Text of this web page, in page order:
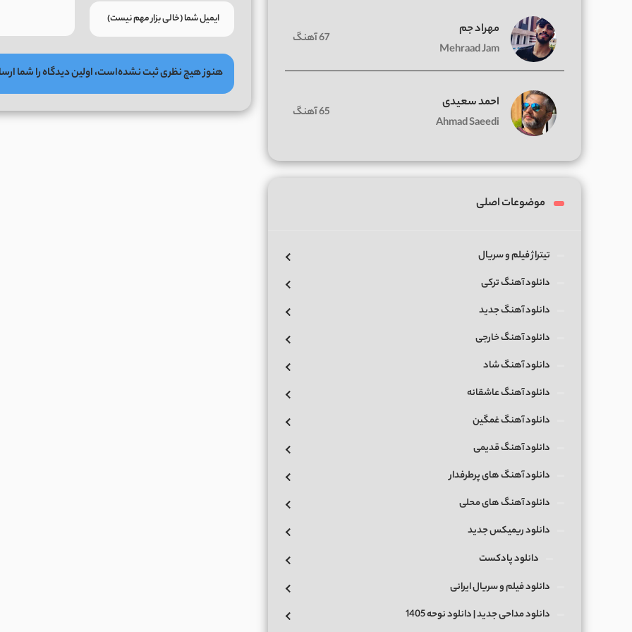
هنوز هیچ نظری ثبت نشده‌است، اولین دیدگاه را شما
مهراد جم
Mehraad Jam
67 آهنگ
احمد سعیدی
Ahmad Saeedi
65 آهنگ
موضوعات اصلی
تیتراژ فیلم و سریال
دانلود آهنگ ترکی
دانلود آهنگ جدید
دانلود آهنگ خارجی
دانلود آهنگ شاد
دانلود آهنگ عاشقانه
دانلود آهنگ غمگین
دانلود آهنگ قدیمی
دانلود آهنگ های پرطرفدار
دانلود آهنگ های محلی
دانلود ریمیکس جدید
دانلود پادکست
دانلود فیلم و سریال ایرانی
دانلود مداحی جدید | دانلود نوحه 1405